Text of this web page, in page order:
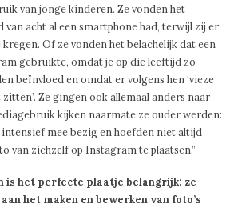
van jonge kinderen. Ze vonden het
acht al een smartphone had, terwijl zij er
kregen. Of ze vonden het belachelijk dat een
gebruikte, omdat je op die leeftijd zo
beïnvloed en omdat er volgens hen ‘vieze
Ze gingen ook allemaal anders naar
kijken naarmate ze ouder werden:
mee bezig en hoefden niet altijd
van zichzelf op Instagram te plaatsen.”
is het perfecte plaatje belangrijk: ze
het maken en bewerken van foto’s